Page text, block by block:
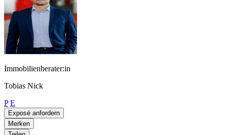
Immobilienberater:in
Tobias Nick
P E
Exposé anfordern
Merken